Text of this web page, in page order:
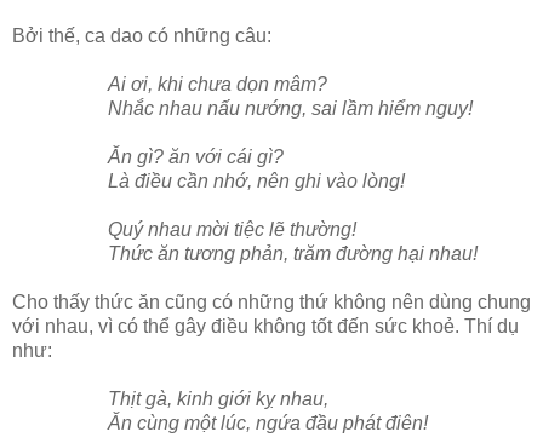
Bởi thế, ca dao có những câu:
Ai ơi, khi chưa dọn mâm?
Nhắc nhau nấu nướng, sai lầm hiểm nguy!
Ăn gì? ăn với cái gì?
Là điều cần nhớ, nên ghi vào lòng!
Quý nhau mời tiệc lẽ thường!
Thức ăn tương phản, trăm đường hại nhau!
Cho thấy thức ăn cũng có những thứ không nên dùng chung
với nhau, vì có thể gây điều không tốt đến sức khoẻ. Thí dụ
như:
Thịt gà, kinh giới kỵ nhau,
Ăn cùng một lúc, ngứa đầu phát điên!